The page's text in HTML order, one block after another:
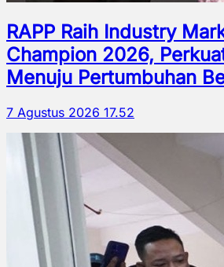
RAPP Raih Industry
Champion 2026,
Menuju Pertumbuhan
7 Agustus 2026 17.52